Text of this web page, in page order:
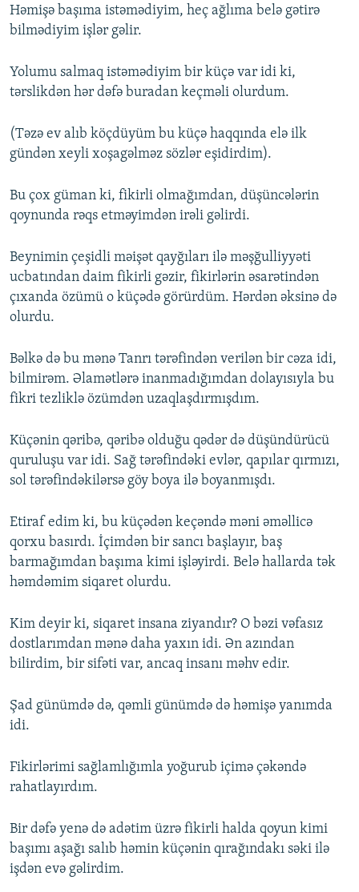
Həmişə başıma istəmədiyim, heç ağlıma belə gətirə
bilmədiyim işlər gəlir.
Yolumu salmaq istəmədiyim bir küçə var idi ki,
tərslikdən hər dəfə buradan keçməli olurdum.
(Təzə ev alıb köçdüyüm bu küçə haqqında elə ilk
gündən xeyli xoşagəlməz sözlər eşidirdim).
Bu çox güman ki, fikirli olmağımdan, düşüncələrin
qoynunda rəqs etməyimdən irəli gəlirdi.
Beynimin çeşidli məişət qayğıları ilə məşğulliyyəti
ucbatından daim fikirli gəzir, fikirlərin əsarətindən
çıxanda özümü o küçədə görürdüm. Hərdən əksinə də
olurdu.
Bəlkə də bu mənə Tanrı tərəfindən verilən bir cəza idi,
bilmirəm. Əlamətlərə inanmadığımdan dolayısıyla bu
fikri tezliklə özümdən uzaqlaşdırmışdım.
Küçənin qəribə, qəribə olduğu qədər də düşündürücü
quruluşu var idi. Sağ tərəfindəki evlər, qapılar qırmızı,
sol tərəfindəkilərsə göy boya ilə boyanmışdı.
Etiraf edim ki, bu küçədən keçəndə məni əməllicə
qorxu basırdı. İçimdən bir sancı başlayır, baş
barmağımdan başıma kimi işləyirdi. Belə hallarda tək
həmdəmim siqaret olurdu.
Kim deyir ki, siqaret insana ziyandır? O bəzi vəfasız
dostlarımdan mənə daha yaxın idi. Ən azından
bilirdim, bir sifəti var, ancaq insanı məhv edir.
Şad günümdə də, qəmli günümdə də həmişə yanımda
idi.
Fikirlərimi sağlamlığımla yoğurub içimə çəkəndə
rahatlayırdım.
Bir dəfə yenə də adətim üzrə fikirli halda qoyun kimi
başımı aşağı salıb həmin küçənin qırağındakı səki ilə
işdən evə gəlirdim.